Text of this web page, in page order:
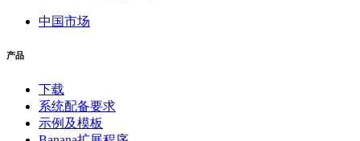
中国市场
产品
下载
系统配备要求
示例及模板